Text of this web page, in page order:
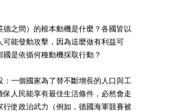
之間）的根本動機是什麼？各國皆以
可能發動攻擊，因為這麼做有利益可
是依循何種動機採取行動？
一個國家為了替不斷增長的人口與工
人民能享有最佳生活條件，必然會走
行使政治武力（例如，德國海軍競賽被